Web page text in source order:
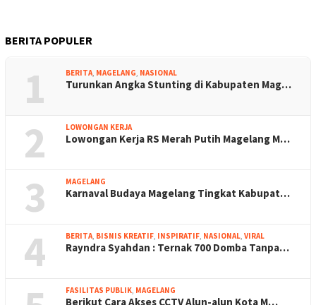
BERITA POPULER
1 BERITA MAGELANG NASIONAL
Turunkan Angka Stunting di Kabupaten Mag…
2 LOWONGAN KERJA
Lowongan Kerja RS Merah Putih Magelang M…
3 MAGELANG
Karnaval Budaya Magelang Tingkat Kabupat…
4 BERITA BISNIS KREATIF INSPIRATIF NASIONAL VIRAL
Rayndra Syahdan : Ternak 700 Domba Tanpa…
FASILITAS PUBLIK MAGELANG
Berikut Cara Akses CCTV Alun-alun Kota M…